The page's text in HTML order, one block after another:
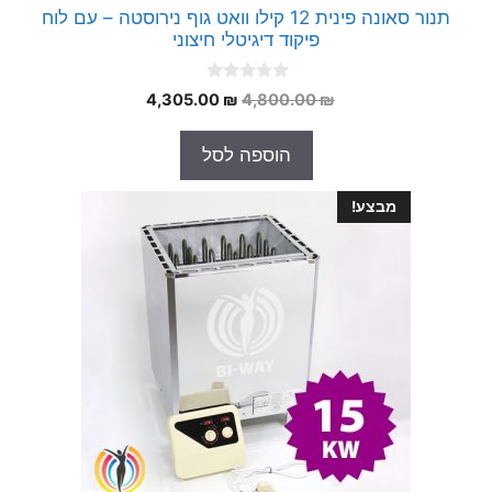
תנור סאונה פינית 12 קילו וואט גוף נירוסטה – עם לוח
פיקוד דיגיטלי חיצוני
0
o
o
5
4,800.00₪
המחיר
היה:
4,800.00 ₪.
4,305.00 ₪
המחיר
הוספה לסל
מבצע!